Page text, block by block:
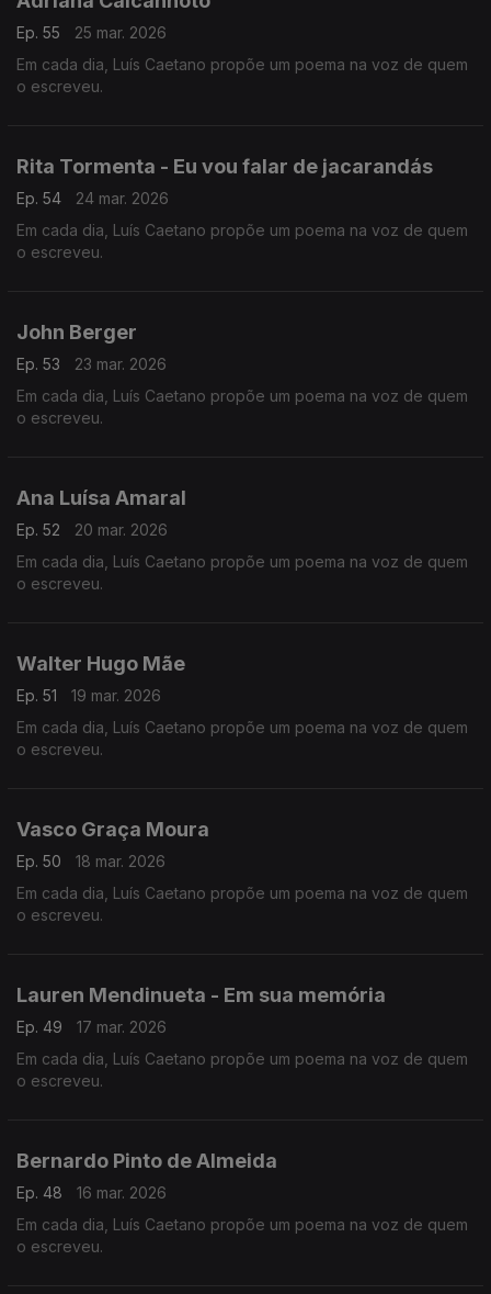
Ep. 55
25 mar. 2026
Em cada dia, Luís Caetano propõe um poema na voz de quem
o escreveu.
Rita Tormenta - Eu vou falar de jacarandás
Ep. 54
24 mar. 2026
Em cada dia, Luís Caetano propõe um poema na voz de quem
o escreveu.
John Berger
Ep. 53
23 mar. 2026
Em cada dia, Luís Caetano propõe um poema na voz de quem
o escreveu.
Ana Luísa Amaral
Ep. 52
20 mar. 2026
Em cada dia, Luís Caetano propõe um poema na voz de quem
o escreveu.
Walter Hugo Mãe
Ep. 51
19 mar. 2026
Em cada dia, Luís Caetano propõe um poema na voz de quem
o escreveu.
Vasco Graça Moura
Ep. 50
18 mar. 2026
Em cada dia, Luís Caetano propõe um poema na voz de quem
o escreveu.
Lauren Mendinueta - Em sua memória
Ep. 49
17 mar. 2026
Em cada dia, Luís Caetano propõe um poema na voz de quem
o escreveu.
Bernardo Pinto de Almeida
Ep. 48
16 mar. 2026
Em cada dia, Luís Caetano propõe um poema na voz de quem
o escreveu.